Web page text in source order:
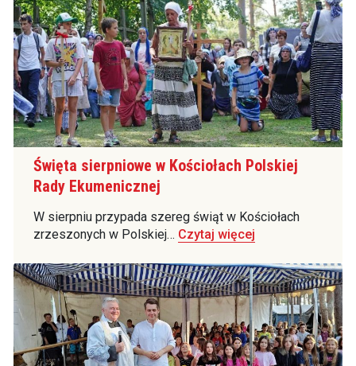
Święta sierpniowe w Kościołach Polskiej
Rady Ekumenicznej
W sierpniu przypada szereg świąt w Kościołach
zrzeszonych w Polskiej… Czytaj więcej